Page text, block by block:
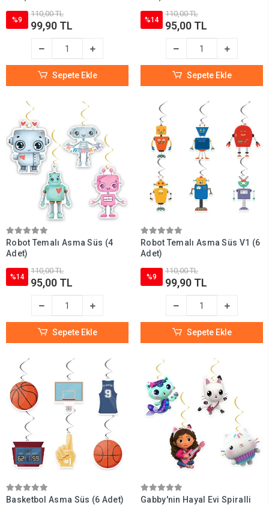
%9
110,00 TL
99,90 TL
Sepete Ekle
%14
110,00 TL
95,00 TL
Sepete Ekle
Robot Temalı Asma Süs (4
Adet)
%14
110,00 TL
95,00 TL
Sepete Ekle
Robot Temalı Asma Süs V1 (6
Adet)
%9
110,00 TL
99,90 TL
Sepete Ekle
Basketbol Asma Süs (6 Adet)
Gabby'nin Hayal Evi Spiralli